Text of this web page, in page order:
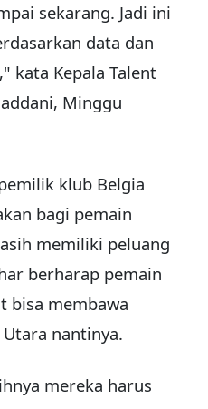
sekarang. Jadi ini
data dan
kata Kepala Talent
Minggu
klub Belgia
bagi pemain
memiliki peluang
berharap pemain
bisa membawa
nantinya.
mereka harus